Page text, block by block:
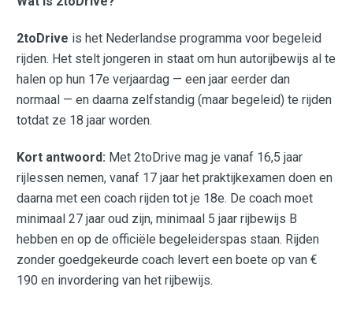
2toDrive is het Nederlandse programma voor begeleid
rijden. Het stelt jongeren in staat om hun autorijbewijs al te
halen op hun 17e verjaardag — een jaar eerder dan
normaal — en daarna zelfstandig (maar begeleid) te rijden
totdat ze 18 jaar worden.
Kort antwoord: Met 2toDrive mag je vanaf 16,5 jaar
rijlessen nemen, vanaf 17 jaar het praktijkexamen doen en
daarna met een coach rijden tot je 18e. De coach moet
minimaal 27 jaar oud zijn, minimaal 5 jaar rijbewijs B
hebben en op de officiële begeleiderspas staan. Rijden
zonder goedgekeurde coach levert een boete op van €
190 en invordering van het rijbewijs.